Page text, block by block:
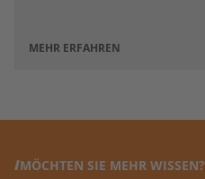
MEHR ERFAHREN
MÖCHTEN SIE MEHR WISSEN?